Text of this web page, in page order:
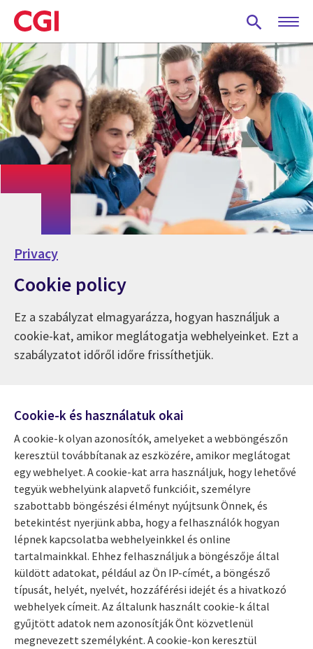
Skip
to
main
content
Privacy
Cookie policy
Ez a szabályzat elmagyarázza, hogyan használjuk a
cookie-kat, amikor meglátogatja webhelyeinket. Ezt a
szabályzatot időről időre frissíthetjük.
Cookie-k és használatuk okai
A cookie-k olyan azonosítók, amelyeket a webböngészőn
keresztül továbbítanak az eszközére, amikor meglátogat
egy webhelyet. A cookie-kat arra használjuk, hogy lehetővé
tegyük webhelyünk alapvető funkcióit, személyre
szabottabb böngészési élményt nyújtsunk Önnek, és
betekintést nyerjünk abba, hogy a felhasználók hogyan
lépnek kapcsolatba webhelyeinkkel és online
tartalmainkkal. Ehhez felhasználjuk a böngészője által
küldött adatokat, például az Ön IP-címét, a böngésző
típusát, helyét, nyelvét, hozzáférési idejét és a hivatkozó
webhelyek címeit. Az általunk használt cookie-k által
gyűjtött adatok nem azonosítják Önt közvetlenül
megnevezett személyként. A cookie-kon keresztül